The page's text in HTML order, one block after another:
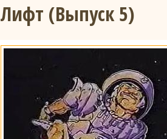
Лифт (Выпуск 5)